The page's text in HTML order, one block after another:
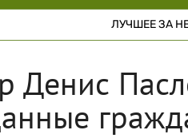
ЛУЧШЕЕ ЗА
Денис